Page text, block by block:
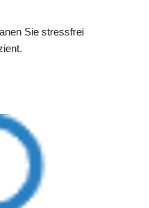
Sie stressfrei